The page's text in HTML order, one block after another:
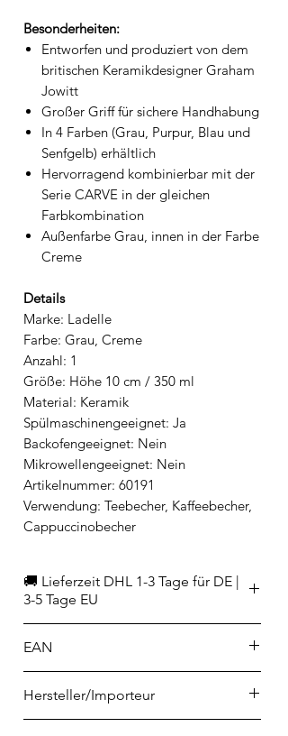
Besonderheiten:
Entworfen und produziert von dem
britischen Keramikdesigner Graham
Jowitt
Großer Griff für sichere Handhabung
In 4 Farben (Grau, Purpur, Blau und
Senfgelb) erhältlich
Hervorragend kombinierbar mit der
Serie CARVE in der gleichen
Farbkombination
Außenfarbe Grau, innen in der Farbe
Creme
Details
Marke: Ladelle
Farbe: Grau, Creme
Anzahl: 1
Größe: Höhe 10 cm / 350 ml
Material: Keramik
Spülmaschinengeeignet: Ja
Backofengeeignet: Nein
Mikrowellengeeignet: Nein
Artikelnummer: 60191
Verwendung: Teebecher, Kaffeebecher,
Cappuccinobecher
🚚 Lieferzeit DHL 1-3 Tage für DE |
3-5 Tage EU
EAN
Hersteller/Importeur